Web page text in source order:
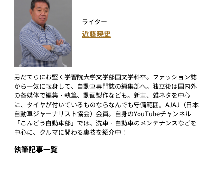
ライター
近藤暁史
男だてらにお堅く学習院大学文学部国文学科卒。ファッション誌
から一気に転身して、自動車専門誌の編集部へ。独立後は国内外
の各媒体で編集・執筆、動画製作なども。新車、雑ネタを中心
に、タイヤが付いているものならなんでも守備範囲。AJAJ（日本
自動車ジャーナリスト協会）会員。自身のYouTubeチャンネル
「こんどう自動車部」では、洗車・自動車のメンテナンスなどを
中心に、クルマに関わる裏技を紹介中！
執筆記事一覧